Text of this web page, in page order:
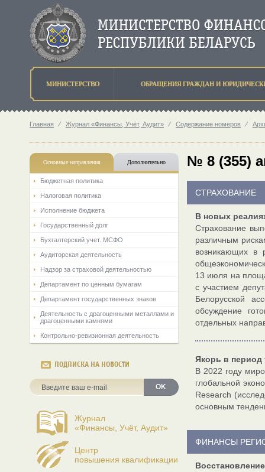
МИНИСТЕРСТВО ОБРАЩЕНИЯ ГРАЖДАН И
Главная ⁄ Журнал «Финансы, Учёт, Аудит» ⁄ Содержание номеров ⁄
Основные направления Дополнительно
Бюджетная политика
Налоговая политика
Исполнение бюджета
Государственный долг
Бухгалтерский учет. МСФО
Аудиторская деятельность
Надзор за страховой деятельностью
Департамент по ценным бумагам
Департамент государственных знаков
Деятельность с драгоценными металлами и
драгоценными камнями
Контрольно-ревизионная деятельность
ПОДПИСКА НА НОВОСТИ
OK
Журнал
«Финансы, Учёт, Аудит»
Центр
повышения квалификации
№ 8 (355)
СТРАХОВАНИЕ
В новых
Страхование
различным
возникающих в
13 июля на
с участием
Белорусской
обсуждение
отдельных
Якорь в период
В 2022 году
глобальной
Research
основным
ФИНАНСЫ